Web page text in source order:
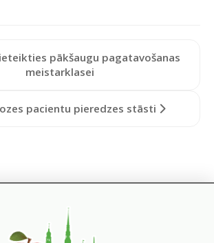
pākšaugu pagatavošanas
meistarklasei
pacientu pieredzes stāsti